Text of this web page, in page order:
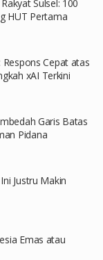
Sulsel: 100
HUT Pertama
Cepat atas
xAI Terkini
Garis Batas
Pidana
Justru Makin
Emas atau